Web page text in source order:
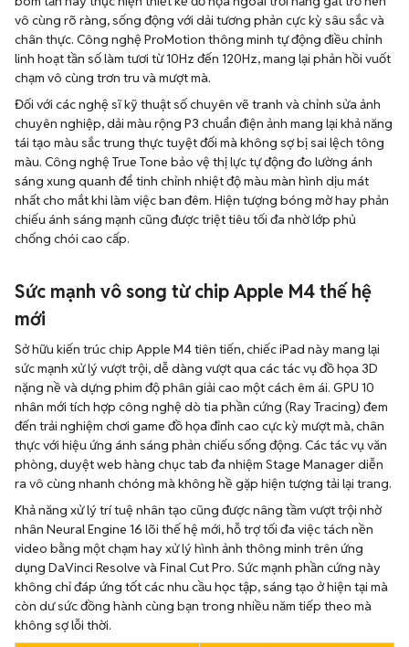
vô cùng rõ ràng, sống động với dải tương phản cực kỳ sâu sắc và
chân thực. Công nghệ ProMotion thông minh tự động điều chỉnh
linh hoạt tần số làm tươi từ 10Hz đến 120Hz, mang lại phản hồi vuốt
chạm vô cùng trơn tru và mượt mà.
Đối với các nghệ sĩ kỹ thuật số chuyên vẽ tranh và chỉnh sửa ảnh
chuyên nghiệp, dải màu rộng P3 chuẩn điện ảnh mang lại khả năng
tái tạo màu sắc trung thực tuyệt đối mà không sợ bị sai lệch tông
màu. Công nghệ True Tone bảo vệ thị lực tự động đo lường ánh
sáng xung quanh để tinh chỉnh nhiệt độ màu màn hình dịu mát
nhất cho mắt khi làm việc ban đêm. Hiện tượng bóng mờ hay phản
chiếu ánh sáng mạnh cũng được triệt tiêu tối đa nhờ lớp phủ
chống chói cao cấp.
Sức mạnh vô song từ chip Apple M4 thế hệ
mới
Sở hữu kiến trúc chip Apple M4 tiên tiến, chiếc iPad này mang lại
sức mạnh xử lý vượt trội, dễ dàng vượt qua các tác vụ đồ họa 3D
nặng nề và dựng phim độ phân giải cao một cách êm ái. GPU 10
nhân mới tích hợp công nghệ dò tia phần cứng (Ray Tracing) đem
đến trải nghiệm chơi game đồ họa đỉnh cao cực kỳ mượt mà, chân
thực với hiệu ứng ánh sáng phản chiếu sống động. Các tác vụ văn
phòng, duyệt web hàng chục tab đa nhiệm Stage Manager diễn
ra vô cùng nhanh chóng mà không hề gặp hiện tượng tải lại trang.
Khả năng xử lý trí tuệ nhân tạo cũng được nâng tầm vượt trội nhờ
nhân Neural Engine 16 lõi thế hệ mới, hỗ trợ tối đa việc tách nền
video bằng một chạm hay xử lý hình ảnh thông minh trên ứng
dụng DaVinci Resolve và Final Cut Pro. Sức mạnh phần cứng này
không chỉ đáp ứng tốt các nhu cầu học tập, sáng tạo ở hiện tại mà
còn dư sức đồng hành cùng bạn trong nhiều năm tiếp theo mà
không sợ lỗi thời.